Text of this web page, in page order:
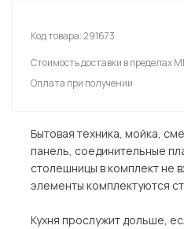
Код товара:291673
Стоимость доставки в пределах
Оплата при получении
Бытовая техника, мойка,
панель, соединительные
столешницы в комплект не
элементы комплектуются
Кухня прослужит дольше,